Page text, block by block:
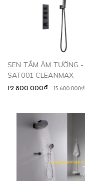
SEN TẮM ÂM TƯỜNG -
SAT001 CLEANMAX
12.800.000₫ 15.600.000₫